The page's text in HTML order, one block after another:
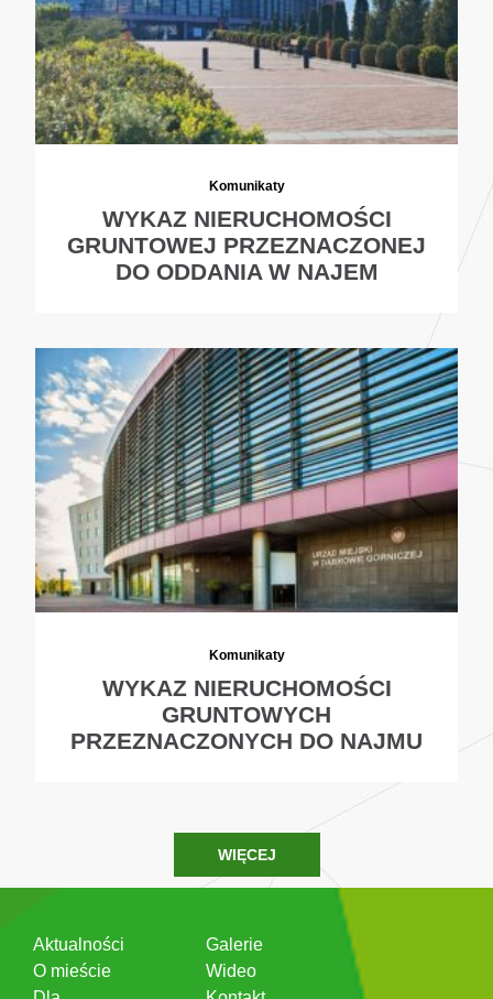
Komunikaty
WYKAZ NIERUCHOMOŚCI
GRUNTOWEJ PRZEZNACZONEJ
DO ODDANIA W NAJEM
Komunikaty
WYKAZ NIERUCHOMOŚCI
GRUNTOWYCH
PRZEZNACZONYCH DO NAJMU
WIĘCEJ
Aktualności
O mieście
Galerie
Wideo